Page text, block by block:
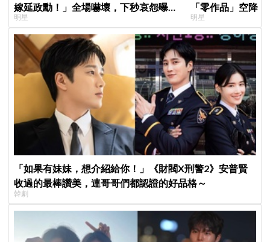
嫁延政勳！」全場嚇壞，下秒哀怨曝真
實原因笑翻
明星
「零作品」空降
片被挖出網驚呆
明星
「如果有妹妹，想介紹給你！」《財閥X刑警2》安普賢
收過的最棒讚美，連哥哥們都認證的好品格～
韓劇